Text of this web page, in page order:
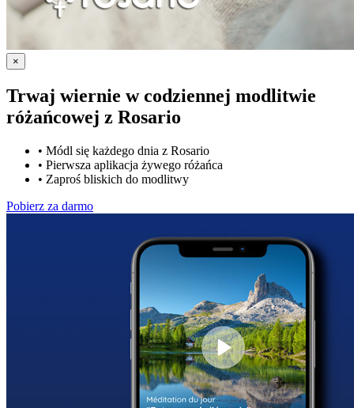
×
Trwaj wiernie w codziennej modlitwie
różańcowej z Rosario
• Módl się każdego dnia z Rosario
• Pierwsza aplikacja żywego różańca
• Zaproś bliskich do modlitwy
Pobierz za darmo